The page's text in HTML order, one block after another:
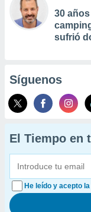
30
sufrió
Síguenos
El Tiempo en
He leído y acepto